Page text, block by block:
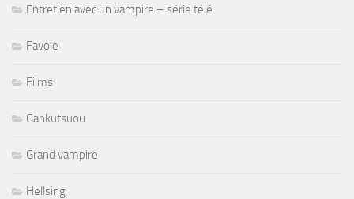
Entretien avec un vampire – série télé
Favole
Films
Gankutsuou
Grand vampire
Hellsing